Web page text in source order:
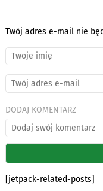
Twój adres e-mail nie
DODAJ KOMENTARZ
[jetpack-related-posts]